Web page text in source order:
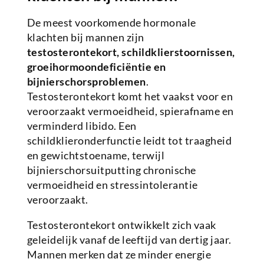
De meest voorkomende hormonale
klachten bij mannen zijn
testosterontekort, schildklierstoornissen,
groeihormoondeficiëntie en
bijnierschorsproblemen.
Testosterontekort komt het vaakst voor en
veroorzaakt vermoeidheid, spierafname en
verminderd libido. Een
schildklieronderfunctie leidt tot traagheid
en gewichtstoename, terwijl
bijnierschorsuitputting chronische
vermoeidheid en stressintolerantie
veroorzaakt.
Testosterontekort ontwikkelt zich vaak
geleidelijk vanaf de leeftijd van dertig jaar.
Mannen merken dat ze minder energie